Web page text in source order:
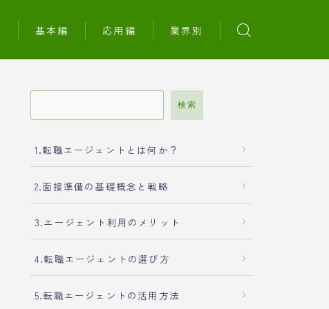
基本編 応用編 業界別
検索
1.転職エージェントとは何か？
2.面接準備の基礎概念と戦略
3.エージェント利用のメリット
4.転職エージェントの選び方
5.転職エージェントの活用方法